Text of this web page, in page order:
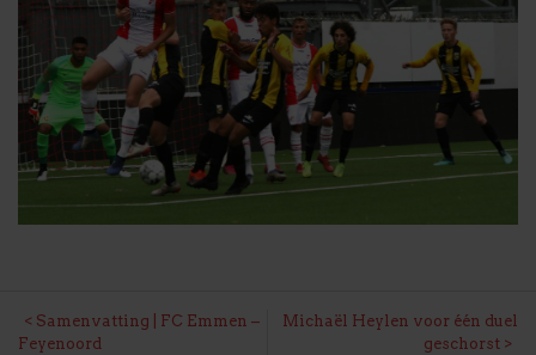
BERICHT
Samenvatting | FC Emmen –
Feyenoord
Michaël Heylen voor één duel
geschorst